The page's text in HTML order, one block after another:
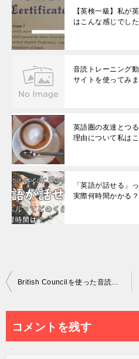
【英検一級】私が
はこんな感じでした
音読トレーニング
サイトを使ってみ
英語圏の友達とつ
理由について私は
「英語が話せる」
実際何時間かかる？
投
ナ
ビ
British Councilを使った音読トレーニング実践編(Two Cats)~英語ができるようになる人の潜在意識レベルの考え方
コメントを残す